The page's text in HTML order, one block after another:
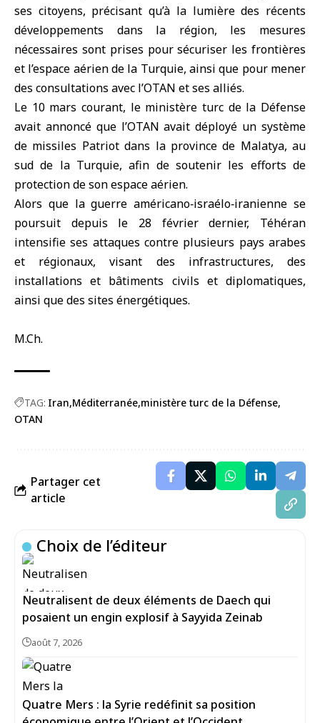
ses citoyens, précisant qu’à la lumière des récents
développements dans la région, les mesures
nécessaires sont prises pour sécuriser les frontières
et l’espace aérien de la Turquie, ainsi que pour mener
des consultations avec l’OTAN et ses alliés.
Le 10 mars courant, le ministère turc de la Défense
avait annoncé que l’OTAN avait déployé un système
de missiles Patriot dans la province de Malatya, au
sud de la Turquie, afin de soutenir les efforts de
protection de son espace aérien.
Alors que la guerre américano‑israélo‑iranienne se
poursuit depuis le 28 février dernier, Téhéran
intensifie ses attaques contre plusieurs pays arabes
et régionaux, visant des infrastructures, des
installations et bâtiments civils et diplomatiques,
ainsi que des sites énergétiques.
M.Ch.
TAG: Iran Méditerranée ministère turc de la Défense
OTAN
Partager cet
article
Choix de l’éditeur
Neutralisent de deux éléments de Daech qui
posaient un engin explosif à Sayyida Zeinab
août 7, 2026
Quatre Mers : la Syrie redéfinit sa position